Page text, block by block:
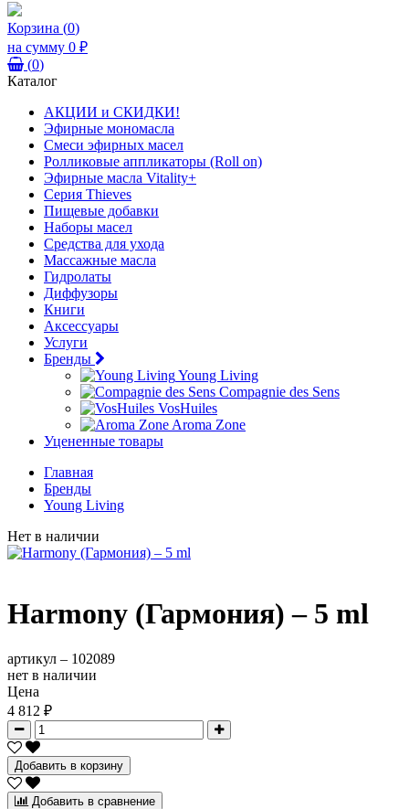
Корзина (0)
на сумму 0 ₽
(0)
Каталог
АКЦИИ и СКИДКИ!
Эфирные мономасла
Смеси эфирных масел
Ролликовые аппликаторы (Roll on)
Эфирные масла Vitality+
Серия Thieves
Пищевые добавки
Наборы масел
Средства для ухода
Массажные масла
Гидролаты
Диффузоры
Книги
Аксессуары
Услуги
Бренды
Young Living
Compagnie des Sens
VosHuiles
Aroma Zone
Уцененные товары
Главная
Бренды
Young Living
Нет в наличии
Harmony (Гармония) – 5 ml
артикул – 102089
нет в наличии
Цена
4 812 ₽
Добавить в корзину
Добавить в сравнение